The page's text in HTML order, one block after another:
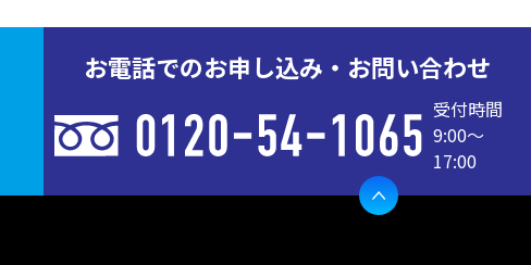
お電話でのお申し込み・お問い合わせ
受付時間
9:00〜
17:00